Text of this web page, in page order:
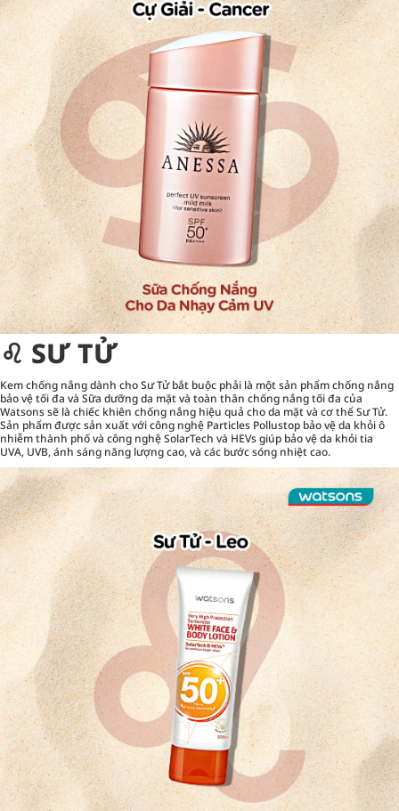
♌︎ SƯ TỬ
Kem chống nắng dành cho Sư Tử bắt buộc phải là một sản phẩm chống nắng
bảo vệ tối đa và Sữa dưỡng da mặt và toàn thân chống nắng tối đa của
Watsons sẽ là chiếc khiên chống nắng hiệu quả cho da mặt và cơ thể Sư Tử.
Sản phẩm được sản xuất với công nghệ Particles Pollustop bảo vệ da khỏi ô
nhiễm thành phố và công nghệ SolarTech và HEVs giúp bảo vệ da khỏi tia
UVA, UVB, ánh sáng năng lượng cao, và các bước sóng nhiệt cao.